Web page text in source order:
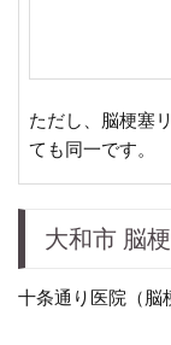
ただし、脳梗塞
ても同一です。
大和市 脳
十条通り医院（脳